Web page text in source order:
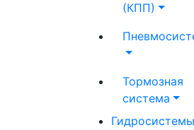
(КПП)
Тормозная
система
Гидросистемы